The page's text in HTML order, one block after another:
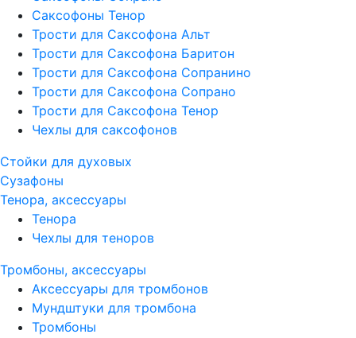
Саксофоны Тенор
Трости для Саксофона Альт
Трости для Саксофона Баритон
Трости для Саксофона Сопранино
Трости для Саксофона Сопрано
Трости для Саксофона Тенор
Чехлы для саксофонов
Стойки для духовых
Сузафоны
Тенора, аксессуары
Тенора
Чехлы для теноров
Тромбоны, аксессуары
Аксессуары для тромбонов
Мундштуки для тромбона
Тромбоны